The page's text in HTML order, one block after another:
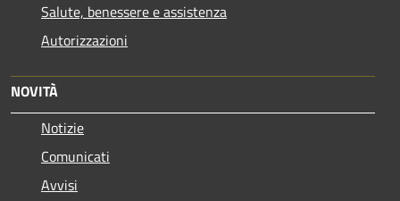
Salute, benessere e assistenza
Autorizzazioni
NOVITÀ
Notizie
Comunicati
Avvisi